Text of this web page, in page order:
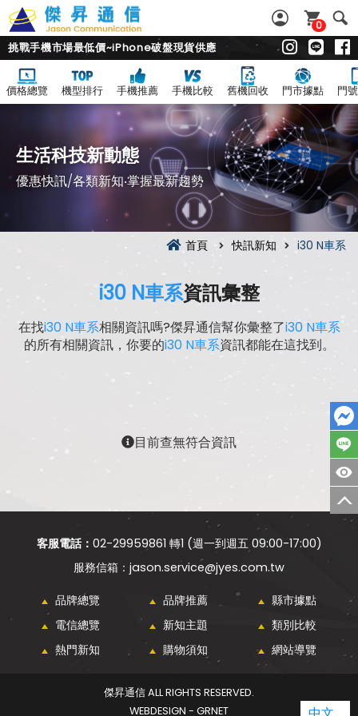
0
挑戰手機市場最低價~iPhone破盤現貨供應
價格總覽 機型排行 手機推薦 手機比較 舊機回收 門市據點 門
生活科技新動態
優惠快訊/各類新知‧掌握最新趨勢
首頁 快訊新知 i30 N車系
i30 N車系資訊彙整
在找i30 N車系相關資訊嗎?傑昇通信幫你彙整了i30 N車系
的所有相關資訊，你要的i30 N車系資訊都能在這找到。
目前查無符合資訊
客服電話： 02-29959861 轉1 (週一到週五 09:00-17:00)
jason.service@jyes.com.tw
品牌總覽 品牌推薦
縣市據點
電信總覽
新知主題
類別比較
熱門新知
購物須知 網站導覽
傑昇通信 ALL RIGHTS RESERVED.
WEBDESIGN - GRNET